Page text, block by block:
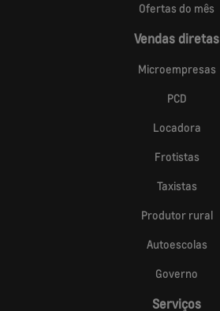
Ofertas do mês
Vendas diretas
Microempresas
PCD
Locadora
Frotistas
Taxistas
Produtor rural
Autoescolas
Governo
Serviços